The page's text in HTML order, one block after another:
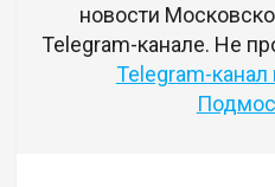
новости
Telegram-канале. Не
Telegram-